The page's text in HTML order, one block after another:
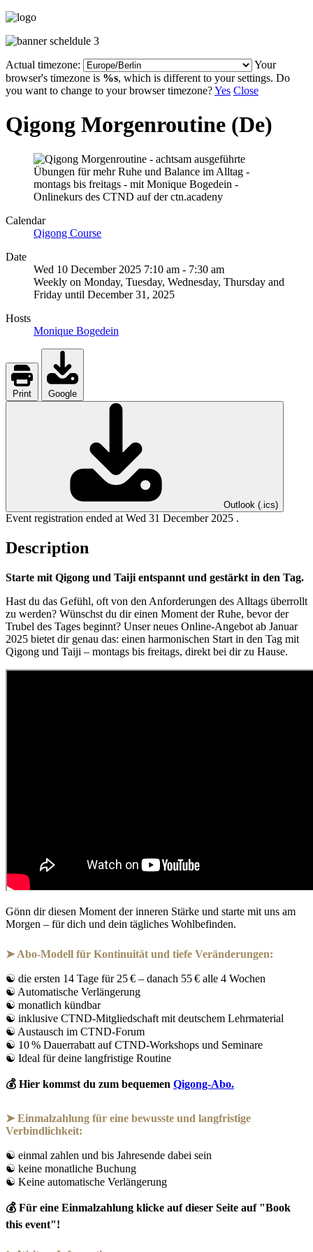
Actual timezone:
Your
browser's timezone is %s, which is different to your settings. Do
you want to change to your browser timezone?Yes Close
Qigong Morgenroutine (De)
Calendar
Qigong Course
Date
Wed 10 December 2025 7:10 am - 7:30 am
Weekly on Monday, Tuesday, Wednesday, Thursday and
Friday until December 31, 2025
Hosts
Monique Bogedein
Print Google
Outlook (.ics)
Event registration ended at Wed 31 December 2025 .
Description
Starte mit Qigong und Taiji entspannt und gestärkt in den Tag.
Hast du das Gefühl, oft von den Anforderungen des Alltags überrollt
zu werden? Wünschst du dir einen Moment der Ruhe, bevor der
Trubel des Tages beginnt? Unser neues Online-Angebot ab Januar
2025 bietet dir genau das: einen harmonischen Start in den Tag mit
Qigong und Taiji – montags bis freitags, direkt bei dir zu Hause.
Gönn dir diesen Moment der inneren Stärke und starte mit uns am
Morgen – für dich und dein tägliches Wohlbefinden.
➤Abo-Modell für Kontinuität und tiefe Veränderungen:
☯ die ersten 14 Tage für 25 € – danach 55 € alle 4 Wochen
☯ Automatische Verlängerung
☯ monatlich kündbar
☯ inklusive CTND-Mitgliedschaft mit deutschem Lehrmaterial
☯ Austausch im CTND-Forum
☯ 10 % Dauerrabatt auf CTND-Workshops und Seminare
☯ Ideal für deine langfristige Routine
💰 Hier kommst du zum bequemen Qigong-Abo.
➤ Einmalzahlung für eine bewusste und langfristige
Verbindlichkeit:
☯ einmal zahlen und bis Jahresende dabei sein
☯ keine monatliche Buchung
☯ Keine automatische Verlängerung
💰 Für eine Einmalzahlung klicke auf dieser Seite auf "Book
this event"!